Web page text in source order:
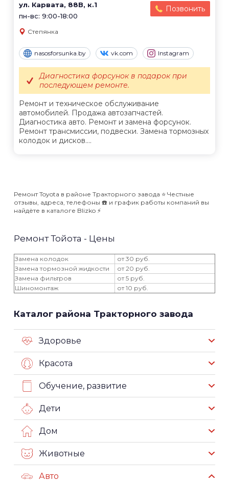
ул. Карвата, 88В, к.1
пн-вс: 9:00-18:00
Позвонить
Степянка
nasosforsunka.by vk.com Instagram
Ремонт и техническое обслуживание
автомобилей. Продажа автозапчастей.
Диагностика авто. Ремонт и замена форсунок.
Ремонт трансмиссии, подвески. Замена тормозных
колодок и дисков....
Диагностика форсунок в подарок при
последующем ремонте.
Ремонт Toyota в районе Тракторного завода ⭐️ Честные
отзывы, адреса, телефоны ☎️ и график работы компаний вы
найдёте в каталоге Blizko ⚡️
Ремонт Тойота - Цены
Замена колодок
от 30 руб.
Замена тормозной жидкости
от 20 руб.
Замена фильтров
от 5 руб.
Шиномонтаж
от 10 руб.
Каталог района Тракторного завода
Здоровье
Красота
Обучение, развитие
Дети
Дом
Животные
Авто